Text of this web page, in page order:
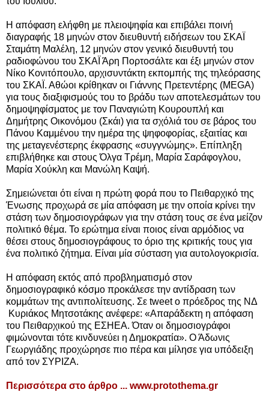
Η απόφαση ελήφθη με πλειοψηφία και επιβάλει ποινή
διαγραφής 18 μηνών στον διευθυντή ειδήσεων του ΣΚΑΪ
Σταμάτη Μαλέλη, 12 μηνών στον γενικό διευθυντή του
ραδιοφώνου του ΣΚΑΪ Άρη Πορτοσάλτε και έξι μηνών στον
Νίκο Κονιτόπουλο, αρχισυντάκτη εκπομπής της τηλεόρασης
του ΣΚΑΪ. Αθώοι κρίθηκαν οι Γιάννης Πρετεντέρης (MEGA)
για τους διαξιφισμούς του το βράδυ των αποτελεσμάτων του
δημοψηφίσματος με τον Παναγιώτη Κουρουπλή και
Δημήτρης Οικονόμου (Σκάι) για τα σχόλιά του σε βάρος του
Πάνου Καμμένου την ημέρα της ψηφοφορίας, εξαιτίας και
της μεταγενέστερης έκφρασης «συγγνώμης». Επίπληξη
επιβλήθηκε και στους Όλγα Τρέμη, Μαρία Σαράφογλου,
Μαρία Χούκλη και Μανώλη Καψή.
Σημειώνεται ότι είναι η πρώτη φορά που το Πειθαρχικό της
Ένωσης προχωρά σε μία απόφαση με την οποία κρίνει την
στάση των δημοσιογράφων για την στάση τους σε ένα μείζον
πολιτικό θέμα. Το ερώτημα είναι ποιος είναι αρμόδιος να
θέσει στους δημοσιογράφους το όριο της κριτικής τους για
ένα πολιτικό ζήτημα. Είναι μία σύσταση για αυτολογοκρισία.
Η απόφαση εκτός από προβληματισμό στον
δημοσιογραφικό κόσμο προκάλεσε την αντίδραση των
κομμάτων της αντιπολίτευσης. Σε tweet ο πρόεδρος της ΝΔ
Κυριάκος Μητσοτάκης ανέφερε: «Απαράδεκτη η απόφαση
του Πειθαρχικού της ΕΣΗΕΑ. Όταν οι δημοσιογράφοι
φιμώνονται τότε κινδυνεύει η Δημοκρατία». Ο Άδωνις
Γεωργιάδης προχώρησε πιο πέρα και μίλησε για υπόδειξη
από τον ΣΥΡΙΖΑ.
Περισσότερα στο άρθρο ... www.protothema.gr